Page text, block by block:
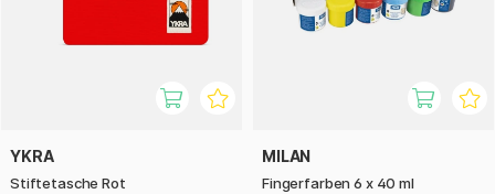
YKRA
Stiftetasche Rot
MILAN
Fingerfarben 6 x 40 ml